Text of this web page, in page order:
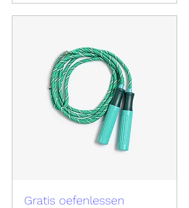
Gratis oefenlessen